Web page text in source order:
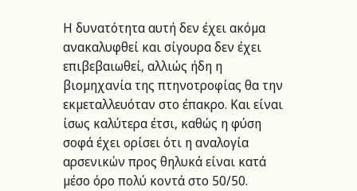
Η δυνατότητα αυτή δεν έχει ακόμα
ανακαλυφθεί και σίγουρα δεν έχει
επιβεβαιωθεί, αλλιώς ήδη η
βιομηχανία της πτηνοτροφίας θα την
εκμεταλλευόταν στο έπακρο. Και είναι
ίσως καλύτερα έτσι, καθώς η φύση
σοφά έχει ορίσει ότι η αναλογία
αρσενικών προς θηλυκά είναι κατά
μέσο όρο πολύ κοντά στο 50/50.